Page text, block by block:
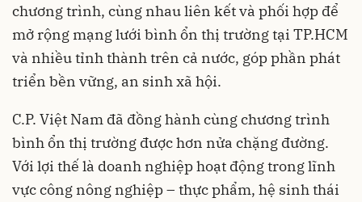
chương trình, cùng nhau liên kết và phối hợp để
mở rộng mạng lưới bình ổn thị trường tại TP.HCM
và nhiều tỉnh thành trên cả nước, góp phần phát
triển bền vững, an sinh xã hội.
C.P. Việt Nam đã đồng hành cùng chương trình
bình ổn thị trường được hơn nửa chặng đường.
Với lợi thế là doanh nghiệp hoạt động trong lĩnh
vực công nông nghiệp – thực phẩm, hệ sinh thái